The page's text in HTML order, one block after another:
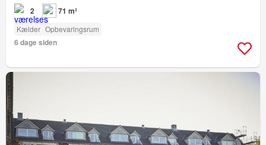
2 71 m²
Kælder Opbevaringsrum
6 dage siden